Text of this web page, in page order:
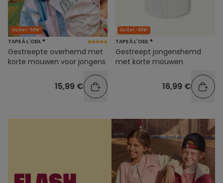
Outlet -50%*
TAPE À L'OEIL ®
Gestreepte overhemd met
korte mouwen voor jongens
15,99 €
Outlet -50%*
TAPE À L'OEIL ®
Gestreept jongenshemd
met korte mouwen
16,99 €